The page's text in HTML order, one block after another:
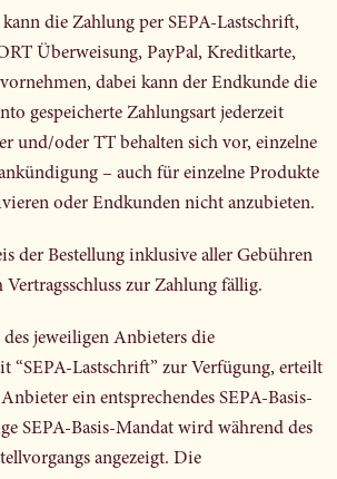
die Zahlung per SEPA-Lastschrift,
Überweisung, PayPal, Kreditkarte,
dabei kann der Endkunde die
gespeicherte Zahlungsart jederzeit
und/oder TT behalten sich vor, einzelne
– auch für einzelne Produkte
oder Endkunden nicht anzubieten.
der Bestellung inklusive aller Gebühren
zur Zahlung fällig.
jeweiligen Anbieters die
“SEPA-Lastschrift” zur Verfügung, erteilt
ein entsprechendes SEPA-Basis-
SEPA-Basis-Mandat wird während des
angezeigt. Die